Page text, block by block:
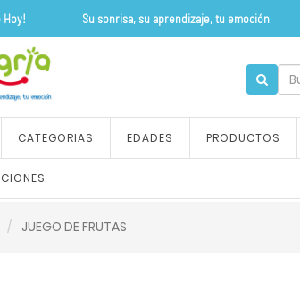
Hoy! Su sonrisa, su
CATEGORIAS EDADES PRODUCTOS
JUEGO DE FRUTAS